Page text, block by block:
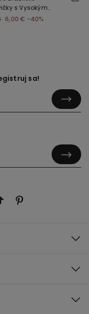
s Vysokým
a Riasením z
6,00 € -40%
sa!